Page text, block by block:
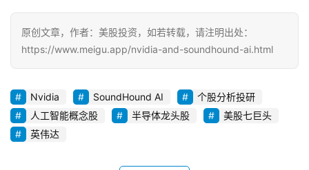
L
i
n
k
原创文章，作者：美股投资，如若转载，请注明出处：
https://www.meigu.app/nvidia-and-soundhound-ai.html
Nvidia SoundHound AI
个股分析投研
人工智能概念股
半导体龙头股
美股七巨头
英伟达